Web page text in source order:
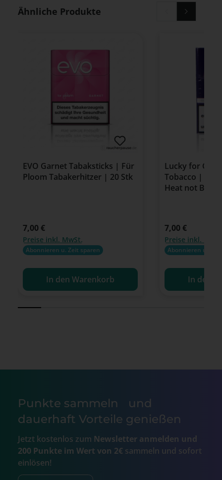
Produktgalerie überspringen
Ähnliche Produkte
EVO Garnet Tabaksticks | Für
Ploom Tabakerhitzer | 20 Stk
Regulärer Preis:
7,00 €
Preise inkl. MwSt.
Abonnieren u. Zeit sparen
In den Warenkorb
Lucky for Glo
Tobacco | 20
Heat not Burn
Regulärer Preis:
7,00 €
Preise inkl.
Abonnieren u.
In den
Punkte sammeln und
dauerhaft Vorteile genießen
Jetzt kostenlos zum Newsletter anmelden und
200 Punkte im Wert von 2€ sammeln und sofort
einlösen!